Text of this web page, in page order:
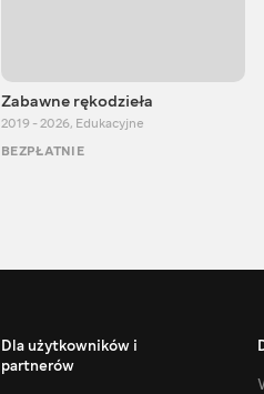
Zabawne rękodzieła
2019 - 2026, Edukacyjne
BEZPŁATNIE
Dla użytkowników i
partnerów